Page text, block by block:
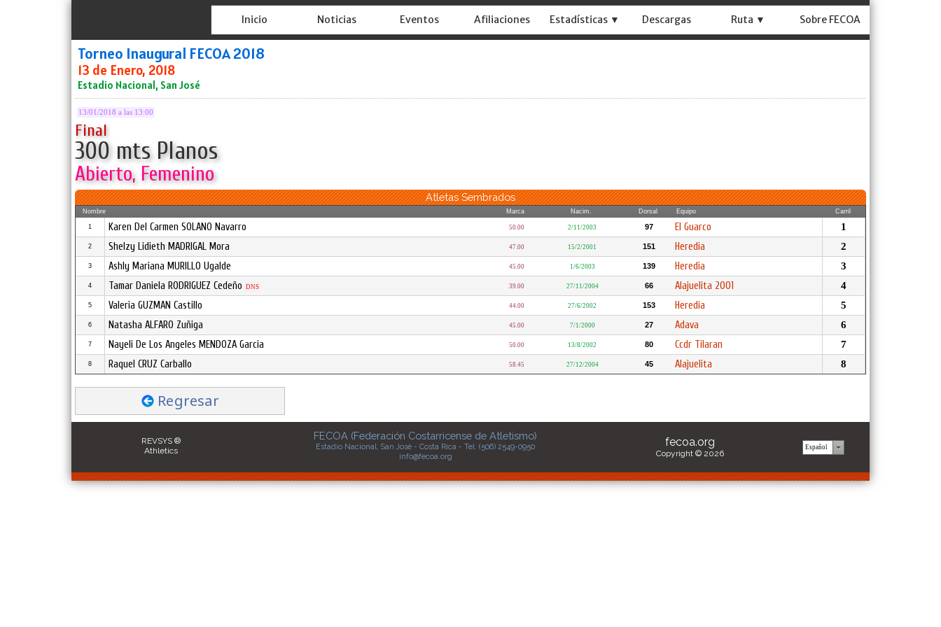
Inicio Noticias Eventos Afiliaciones Estadísticas ▼ Descargas Ruta ▼ Sobre FECOA
Torneo Inaugural FECOA 2018
13 de Enero, 2018
Estadio Nacional, San José
13/01/2018 a las 13:00
Final
300 mts Planos
Abierto, Femenino
Atletas Sembrados
Nombre Marca Nacim. Dorsal Equipo Carril
1 Karen Del Carmen SOLANO Navarro 50.00 2/11/2003 97 El Guarco 1
2 Shelzy Lidieth MADRIGAL Mora 47.00 15/2/2001 151 Heredia 2
3 Ashly Mariana MURILLO Ugalde 45.00 1/6/2003 139 Heredia 3
4 Tamar Daniela RODRIGUEZ Cedeño DNS 39.00 27/11/2004 66 Alajuelita 2001 4
5 Valeria GUZMAN Castillo 44.00 27/6/2002 153 Heredia 5
6 Natasha ALFARO Zuñiga 45.00 7/1/2000 27 Adava 6
7 Nayeli De Los Angeles MENDOZA Garcia 50.00 13/8/2002 80 Ccdr Tilaran 7
8 Raquel CRUZ Carballo 58.45 27/12/2004 45 Alajuelita 8
Regresar
REVSYS ®
Athletics
FECOA (Federación Costarricense de Atletismo)
Estadio Nacional, San José - Costa Rica - Tel. (506) 2549-0950
info@fecoa.org
fecoa.org
Copyright © 2026